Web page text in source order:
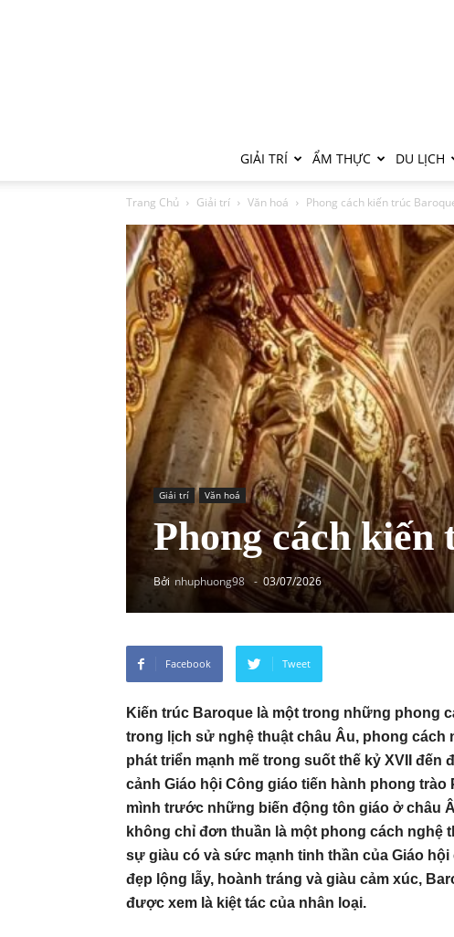
GIẢI TRÍ ẨM THỰC DU LỊCH
Trang Chủ Giải trí Văn hoá Phong cách kiến trúc
Giải trí Văn hoá
Phong cách kiến
Bởi nhuphuong98 - 03/07/2026
Facebook Tweet
Kiến trúc Baroque là một trong những phong
trong lịch sử nghệ thuật châu Âu, phong cách
phát triển mạnh mẽ trong suốt thế kỷ XVII đến
cảnh Giáo hội Công giáo tiến hành phong
mình trước những biến động tôn giáo ở châu
không chỉ đơn thuần là một phong cách nghệ
sự giàu có và sức mạnh tinh thần của Giáo
đẹp lộng lẫy, hoành tráng và giàu cảm xúc,
được xem là kiệt tác của nhân loại.